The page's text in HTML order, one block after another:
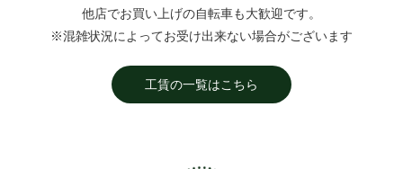
他店でお買い上げの自転車も大歓迎です。
※混雑状況によってお受け出来ない場合がございます
工賃の一覧はこちら